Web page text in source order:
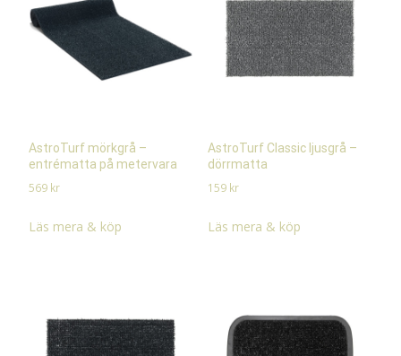
AstroTurf mörkgrå –
entrématta på metervara
569 kr
Läs mera & köp
AstroTurf Classic ljusgrå –
dörrmatta
159 kr
Läs mera & köp